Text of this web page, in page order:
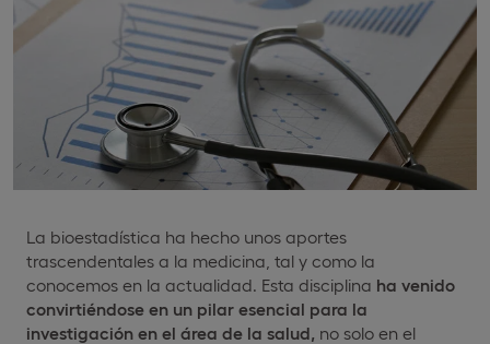
La bioestadística ha hecho unos aportes
trascendentales a la medicina, tal y como la
conocemos en la actualidad. Esta disciplina ha venido
convirtiéndose en un pilar esencial para la
investigación en el área de la salud, no solo en el